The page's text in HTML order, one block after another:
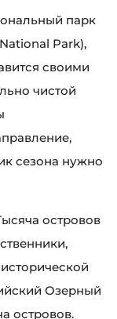
парк
Park),
своими
чистой
сезона нужно
островов
Озерный
островов.